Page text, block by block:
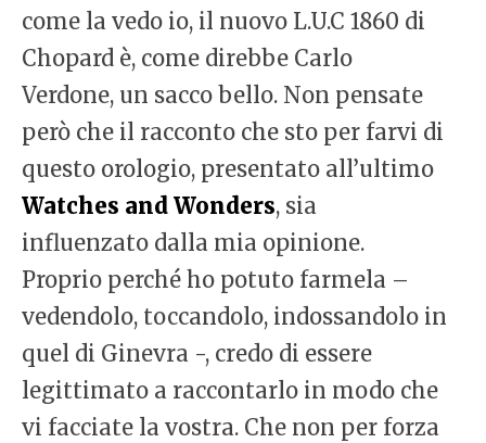
come la vedo io, il nuovo L.U.C 1860 di
Chopard è, come direbbe Carlo
Verdone, un sacco bello. Non pensate
però che il racconto che sto per farvi di
questo orologio, presentato all’ultimo
Watches and Wonders, sia
influenzato dalla mia opinione.
Proprio perché ho potuto farmela –
vedendolo, toccandolo, indossandolo in
quel di Ginevra -, credo di essere
legittimato a raccontarlo in modo che
vi facciate la vostra. Che non per forza